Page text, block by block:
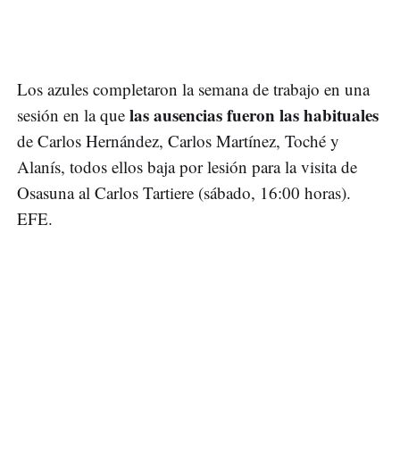
Los azules completaron la semana de trabajo en una
sesión en la que las ausencias fueron las habituales
de Carlos Hernández, Carlos Martínez, Toché y
Alanís, todos ellos baja por lesión para la visita de
Osasuna al Carlos Tartiere (sábado, 16:00 horas).
EFE.